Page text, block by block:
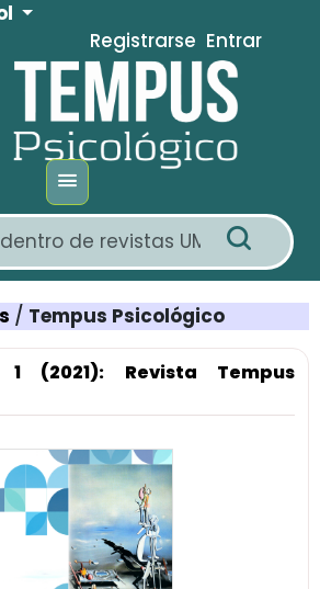
principal
sitio
Registrarse Entrar
/ Tempus Psicológico
(2021): Revista Tempus